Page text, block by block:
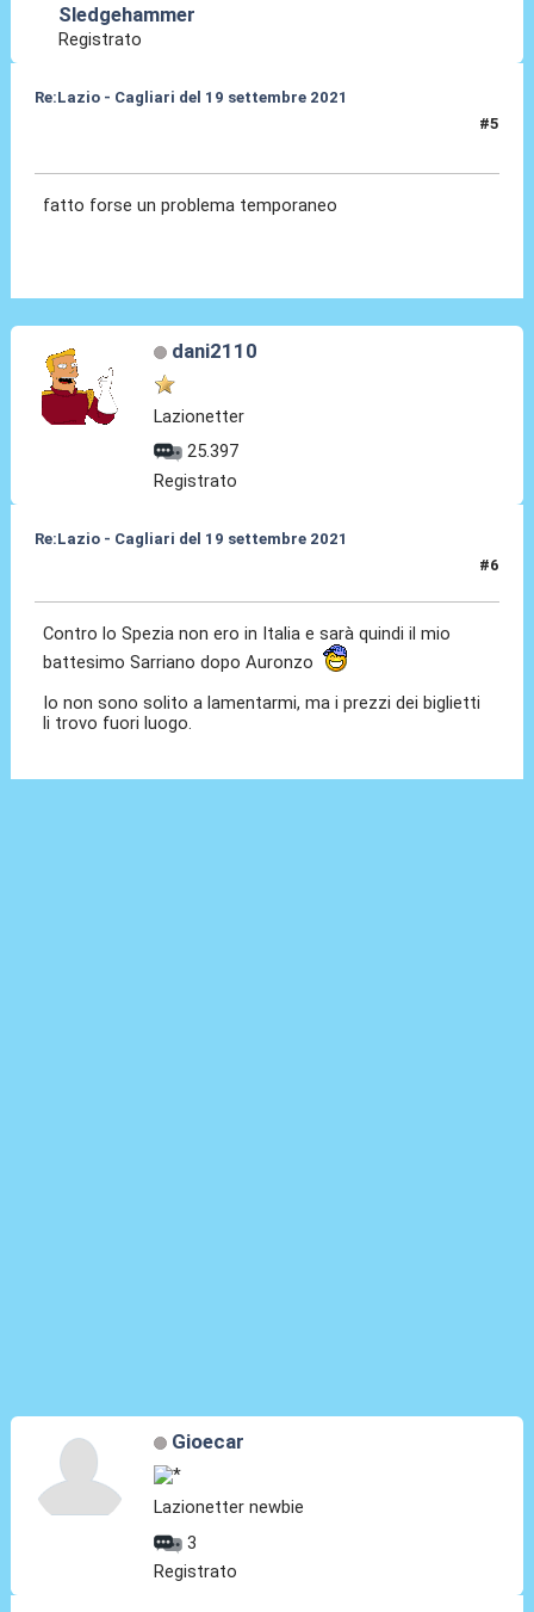
Sledgehammer
Registrato
Re:Lazio - Cagliari del 19 settembre 2021
#5
fatto forse un problema temporaneo
dani2110
Lazionetter
25.397
Registrato
Re:Lazio - Cagliari del 19 settembre 2021
#6
Contro lo Spezia non ero in Italia e sarà quindi il mio
battesimo Sarriano dopo Auronzo
Io non sono solito a lamentarmi, ma i prezzi dei biglietti
li trovo fuori luogo.
Gioecar
Lazionetter newbie
3
Registrato